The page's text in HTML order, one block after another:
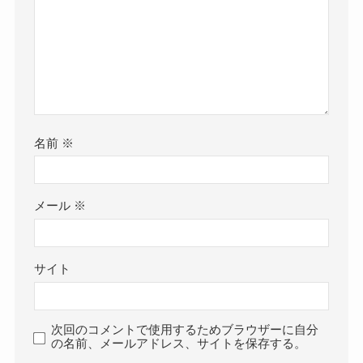
名前 ※
メール ※
サイト
次回のコメントで使用するためブラウザーに自分
の名前、メールアドレス、サイトを保存する。